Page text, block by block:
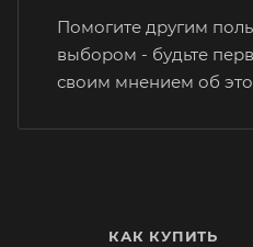
Помогите другим
выбором - будьте
своим мнением об
КАК КУПИТЬ